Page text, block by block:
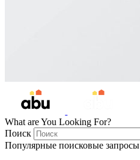
What are You Looking For?
Поиск
Популярные поисковые запросы